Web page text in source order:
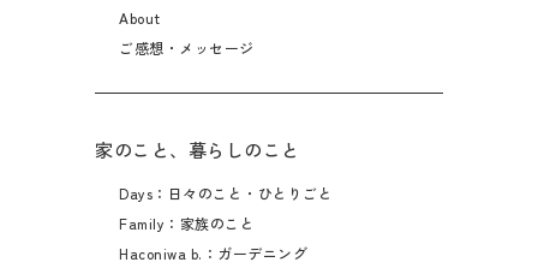
About
ご感想・メッセージ
家のこと、暮らしのこと
Days：日々のこと・ひとりごと
Family：家族のこと
Haconiwa b.：ガーデニング